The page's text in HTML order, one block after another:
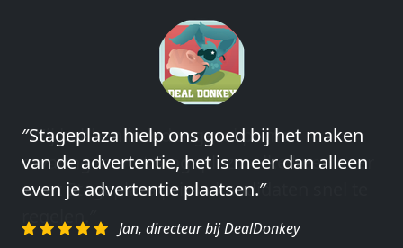
″Wij hebben in ieder geval prima
ervaringen met Stageplaza: elke keer weer
weet Stageplaza prima kandidaten snel te
regelen.″